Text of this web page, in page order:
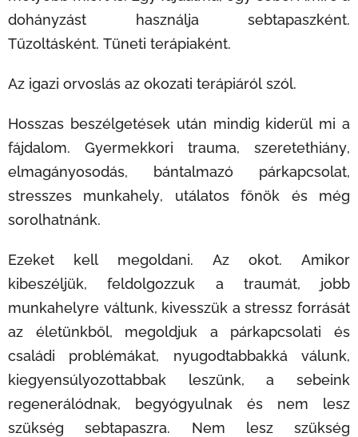
dohányzást használja sebtapaszként.
Tűzoltásként. Tüneti terápiaként.
Az igazi orvoslás az okozati terápiáról szól.
Hosszas beszélgetések után mindig kiderül mi a
fájdalom. Gyermekkori trauma, szeretethiány,
elmagányosodás, bántalmazó párkapcsolat,
stresszes munkahely, utálatos főnök és még
sorolhatnánk.
Ezeket kell megoldani. Az okot. Amikor
kibeszéljük, feldolgozzuk a traumát, jobb
munkahelyre váltunk, kivesszük a stressz forrását
az életünkből, megoldjuk a párkapcsolati és
családi problémákat, nyugodtabbakká válunk,
kiegyensúlyozottabbak leszünk, a sebeink
regenerálódnak, begyógyulnak és nem lesz
szükség sebtapaszra. Nem lesz szükség